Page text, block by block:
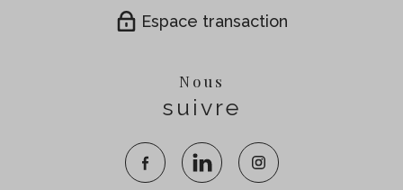
Espace transaction
Nous
suivre